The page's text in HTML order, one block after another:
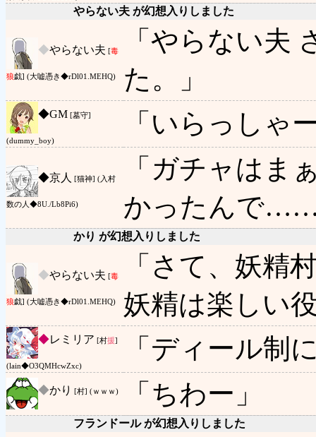
やらない夫 が幻想入りしました
◆やらない夫 [毒
狼戯] (大嘘憑き◆rDl01.MEHQ)
「やらない夫
た。」
◆GM [墓守]
(dummy_boy)
「いらっしゃ
◆京人 [猫神] (入村
数の人◆8U./Lb8Pi6)
「ガチャは
かったんで……
かり が幻想入りしました
◆やらない夫 [毒
狼戯] (大嘘憑き◆rDl01.MEHQ)
「さて、妖精
妖精は楽しい
◆レミリア [村援]
(lain◆O3QMHcwZxc)
「ディール制
◆かり [村] (ｗｗｗ) 「ちわー」
フランドール が幻想入りしました